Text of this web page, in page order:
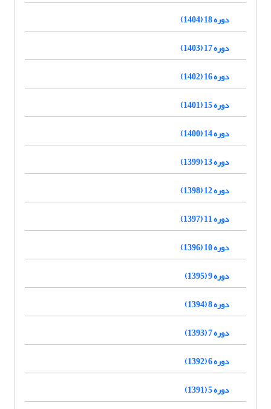
دوره 18 (1404)
دوره 17 (1403)
دوره 16 (1402)
دوره 15 (1401)
دوره 14 (1400)
دوره 13 (1399)
دوره 12 (1398)
دوره 11 (1397)
دوره 10 (1396)
دوره 9 (1395)
دوره 8 (1394)
دوره 7 (1393)
دوره 6 (1392)
دوره 5 (1391)